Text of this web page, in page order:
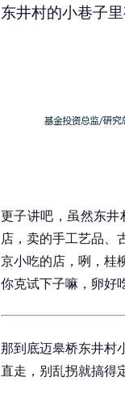
东井村的小巷子
更子讲吧，虽然东
店，卖的手工艺品、
京小吃的店，咧，桂
你克试下子嘛，卵好
那到底迈皋桥东井村
直走，别乱拐就搞得定